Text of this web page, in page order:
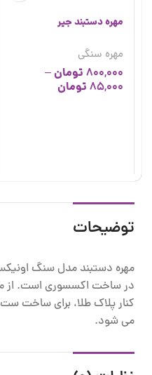
مهره دستبند جیر
مهره سنگی
800,000 تومان–
85,000 تومان
توضیحات
مهره دستبند مدل سنگ
در ساخت اکسسوری است. از
کنار پلاک طلا، برای ساخت
می شود.